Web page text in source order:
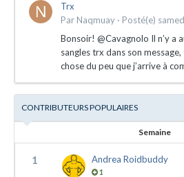
Trx
Par Naqmuay · Posté(e)
Bonsoir! @Cavagnolo Il n’y a
sangles trx dans son
chose du peu que j’arrive à
CONTRIBUTEURS POPULAIRES
Semaine
1 Andrea Roidbuddy
1